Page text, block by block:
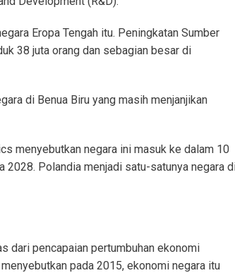
Eropa Tengah itu. Peningkatan Sumber
38 juta orang dan sebagian besar di
di Benua Biru yang masih menjanjikan
menyebutkan negara ini masuk ke dalam 10
2028. Polandia menjadi satu-satunya negara
dari pencapaian pertumbuhan ekonomi
pada 2015, ekonomi negara itu